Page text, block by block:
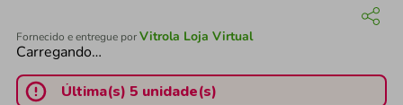
Fornecido e entregue porVitrola Loja Virtual
Carregando…
Última(s) 5 unidade(s)